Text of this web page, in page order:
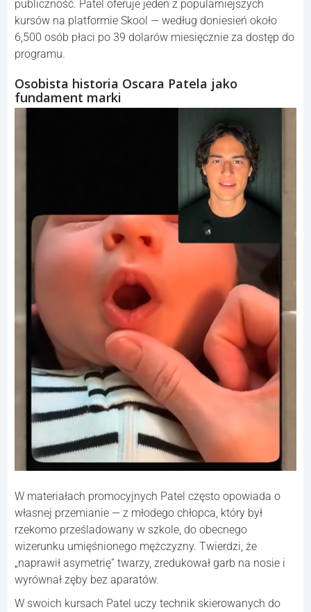
publiczność. Patel oferuje jeden z popularniejszych
kursów na platformie Skool — według doniesień około
6,500 osób płaci po 39 dolarów miesięcznie za dostęp do
programu.
Osobista historia Oscara Patela jako
fundament marki
W materiałach promocyjnych Patel często opowiada o
własnej przemianie — z młodego chłopca, który był
rzekomo prześladowany w szkole, do obecnego
wizerunku umięśnionego mężczyzny. Twierdzi, że
„naprawił asymetrię” twarzy, zredukował garb na nosie i
wyrównał zęby bez aparatów.
W swoich kursach Patel uczy technik skierowanych do